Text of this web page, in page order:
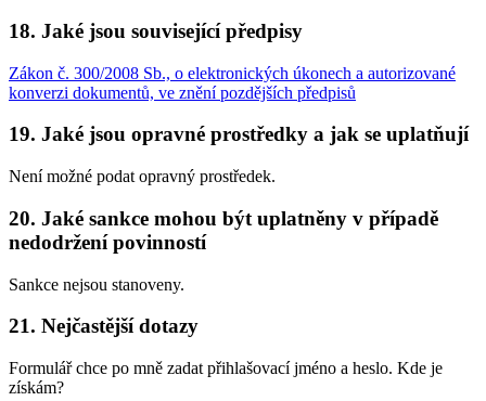
18. Jaké jsou související předpisy
Zákon č. 300/2008 Sb., o elektronických úkonech a autorizované
konverzi dokumentů, ve znění pozdějších předpisů
19. Jaké jsou opravné prostředky a jak se uplatňují
Není možné podat opravný prostředek.
20. Jaké sankce mohou být uplatněny v případě
nedodržení povinností
Sankce nejsou stanoveny.
21. Nejčastější dotazy
Formulář chce po mně zadat přihlašovací jméno a heslo. Kde je
získám?